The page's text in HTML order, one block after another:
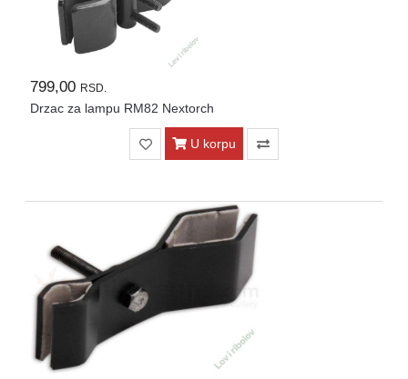
Izveštaj
Kontakt
Brendovi
799,00 RSD.
Drzac za lampu RM82 Nextorch
U korpu